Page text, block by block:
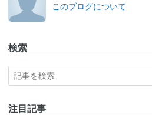
このブログについて
検索
注目記事